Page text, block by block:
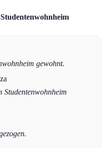
gewohnt.